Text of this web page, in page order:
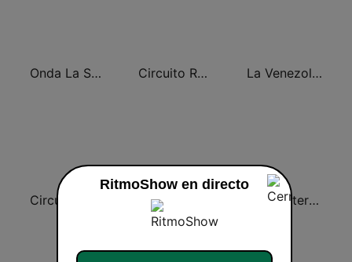
Onda La Superestación Circuito Radio Show - Maracay La Venezolana FM
Planeta FM FM Center Venezuela Llaneras
RitmoShow en directo